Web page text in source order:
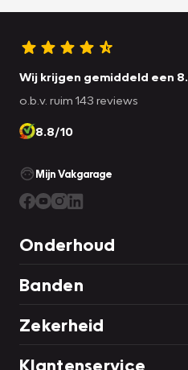
Wij krijgen gemiddeld een
o.b.v. ruim 143 reviews
8.8/10
Mijn Vakgarage
Onderhoud
Banden
Zekerheid
Klantenservice